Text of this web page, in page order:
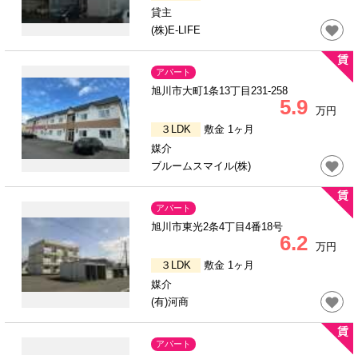
貸主
(株)E-LIFE
アパート
旭川市大町1条13丁目231-258
5.9
万円
３LDK
敷金 1ヶ月
媒介
ブルームスマイル(株)
アパート
旭川市東光2条4丁目4番18号
6.2
万円
３LDK
敷金 1ヶ月
媒介
(有)河商
アパート